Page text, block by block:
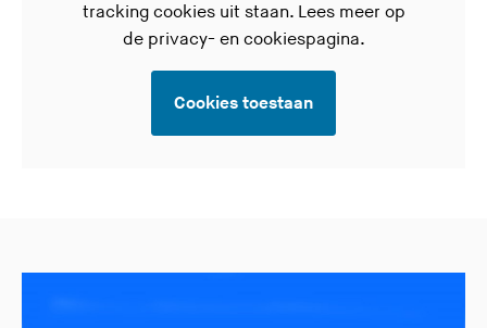
tracking cookies uit staan. Lees meer op
de privacy- en cookiespagina.
Cookies toestaan